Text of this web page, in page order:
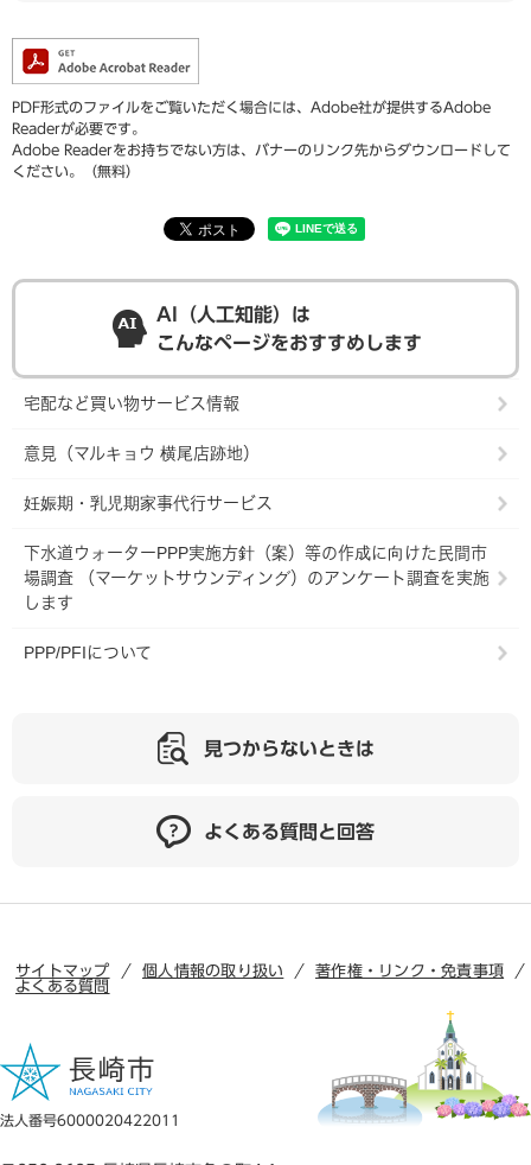
PDF形式のファイルをご覧いただく場合には、Adobe社が提供するAdobe
Readerが必要です。
Adobe Readerをお持ちでない方は、バナーのリンク先からダウンロードして
ください。（無料）
AI（人工知能）は
こんなページをおすすめします
宅配など買い物サービス情報
意見（マルキョウ 横尾店跡地）
妊娠期・乳児期家事代行サービス
下水道ウォーターPPP実施方針（案）等の作成に向けた民間市
場調査 （マーケットサウンディング）のアンケート調査を実施
します
PPP/PFIについて
見つからないときは
よくある質問と回答
サイトマップ 個人情報の取り扱い
著作権・リンク・免責事項
よくある質問
法人番号6000020422011